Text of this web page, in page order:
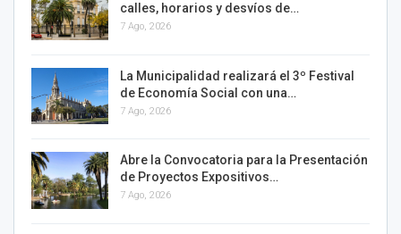
calles, horarios y desvíos de…
7 Ago, 2026
La Municipalidad realizará el 3º Festival
de Economía Social con una…
7 Ago, 2026
Abre la Convocatoria para la Presentación
de Proyectos Expositivos…
7 Ago, 2026